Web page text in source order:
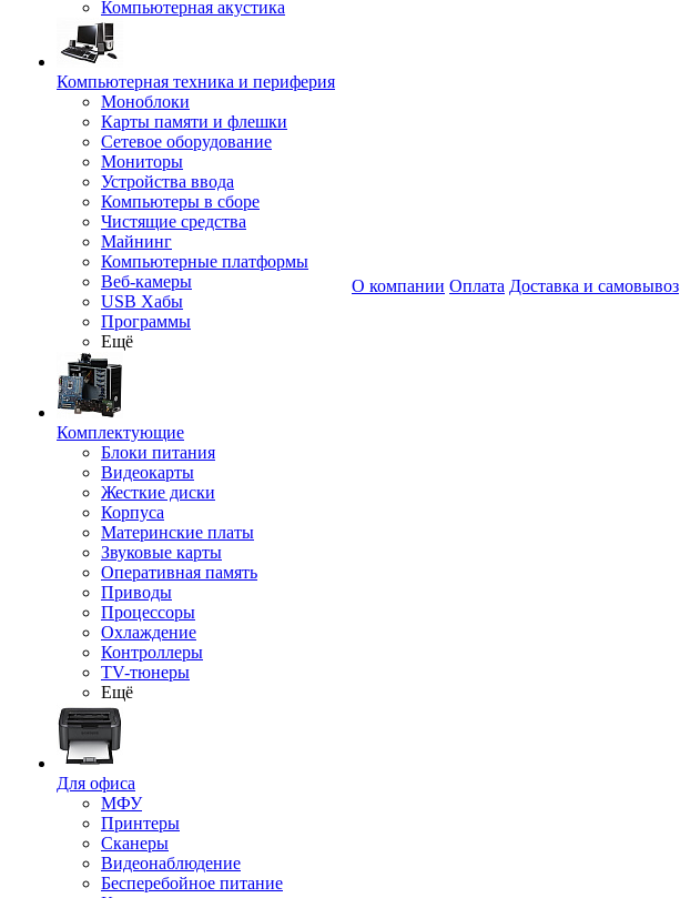
Компьютерная акустика
Компьютерная техника и периферия
Моноблоки
Карты памяти и флешки
Сетевое оборудование
Мониторы
Устройства ввода
Компьютеры в сборе
Чистящие средства
Майнинг
Компьютерные платформы
Веб-камеры
USB Хабы
Программы
Ещё
Комплектующие
Блоки питания
Видеокарты
Жесткие диски
Корпуса
Материнские платы
Звуковые карты
Оперативная память
Приводы
Процессоры
Охлаждение
Контроллеры
TV-тюнеры
Ещё
Для офиса
МФУ
Принтеры
Сканеры
Видеонаблюдение
Бесперебойное питание
О компании Оплата Доставка и самовывоз